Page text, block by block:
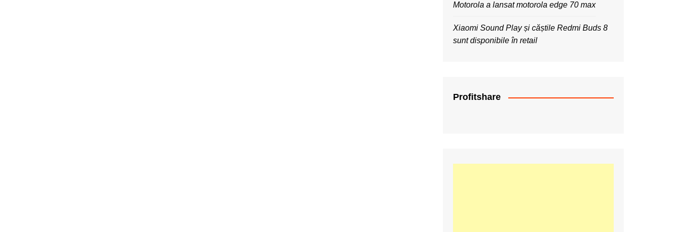
Motorola a lansat motorola edge 70 max
Xiaomi Sound Play și căștile Redmi Buds 8
sunt disponibile în retail
Profitshare